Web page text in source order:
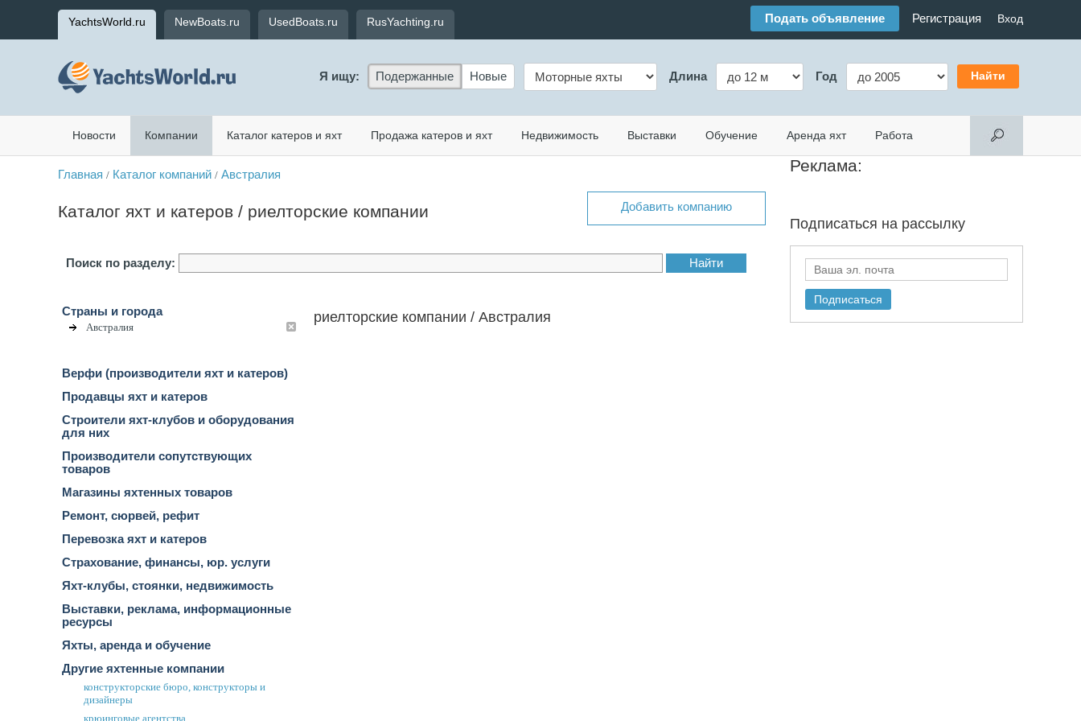
YachtsWorld.ru NewBoats.ru UsedBoats.ru RusYachting.ru Подать объявление Регистрация Вход
Я ищу: Подержанные Новые Длина Год
Новости Компании Каталог катеров и яхт Продажа катеров и яхт Недвижимость Выставки Обучение Аренда яхт Работа
Главная / Каталог компаний / Австралия
Каталог яхт и катеров / риелторские компании Добавить компанию
Поиск по разделу:
Страны и города
Австралия
Верфи (производители яхт и катеров)
Продавцы яхт и катеров
Строители яхт-клубов и оборудования
для них
Производители сопутствующих
товаров
Магазины яхтенных товаров
Ремонт, сюрвей, рефит
Перевозка яхт и катеров
Страхование, финансы, юр. услуги
Яхт-клубы, стоянки, недвижимость
Выставки, реклама, информационные
ресурсы
Яхты, аренда и обучение
Другие яхтенные компании
конструкторские бюро, конструкторы и
дизайнеры
крюинговые агентства
риелторские компании / Австралия
Реклама:
Подписаться на рассылку